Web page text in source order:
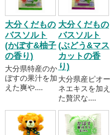
大分くだもの
バスソルト
(かぼす&柚子
の香り)
大分県特産のか
ぼすの果汁を加
えた爽や....
大分くだもの
バスソルト
(ぶどう&マス
カットの香
り)
大分県産ピオー
ネエキスを加え
た贅沢な....